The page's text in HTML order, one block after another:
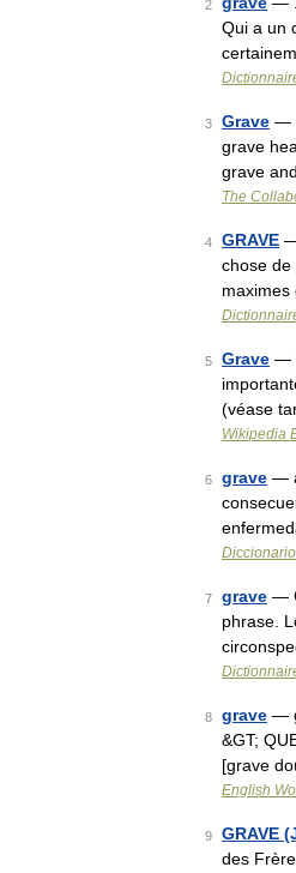
2
Qui a un
3 Grave —
grave
grave
The
4 GRAVE
chose de
maximes
5 Grave —
(véase
Wikipedia
6 grave —
7 grave —
phrase.
8 grave —
&GT;
[grave
English
9 GRAVE
des